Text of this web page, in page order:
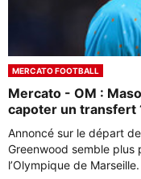
MERCATO FOOTBALL
Mercato - OM :
capoter un transfert
Annoncé sur le départ
Greenwood semble plus
l’Olympique de